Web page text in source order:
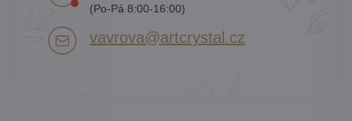
(Po-Pá 8:00-16:00)
vavrova​@artcrystal​.cz